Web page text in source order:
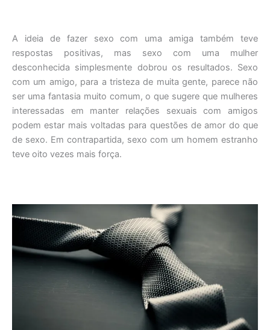
A ideia de fazer sexo com uma amiga também teve
respostas positivas, mas sexo com uma mulher
desconhecida simplesmente dobrou os resultados. Sexo
com um amigo, para a tristeza de muita gente, parece não
ser uma fantasia muito comum, o que sugere que mulheres
interessadas em manter relações sexuais com amigos
podem estar mais voltadas para questões de amor do que
de sexo. Em contrapartida, sexo com um homem estranho
teve oito vezes mais força.